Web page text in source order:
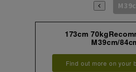
173cm
M39cm/
Find out more on your